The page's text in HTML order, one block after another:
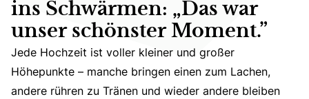
ins Schwärmen: „Das war
unser schönster Moment.”
Jede Hochzeit ist voller kleiner und großer Höhepunkte
Jede Hochzeit ist voller kleiner und großer
Höhepunkte – manche bringen einen zum Lachen,
andere rühren zu Tränen und wieder andere bleiben